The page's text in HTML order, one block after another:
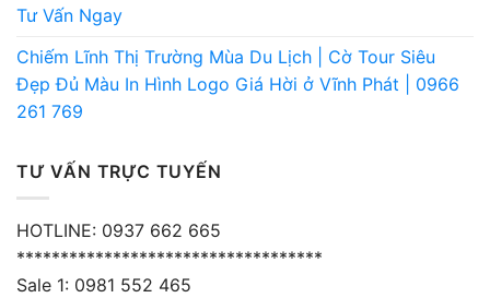
Tư Vấn Ngay
Chiếm Lĩnh Thị Trường Mùa Du Lịch | Cờ Tour Siêu
Đẹp Đủ Màu In Hình Logo Giá Hời ở Vĩnh Phát | 0966
261 769
TƯ VẤN TRỰC TUYẾN
HOTLINE: 0937 662 665
***********************************
Sale 1: 0981 552 465